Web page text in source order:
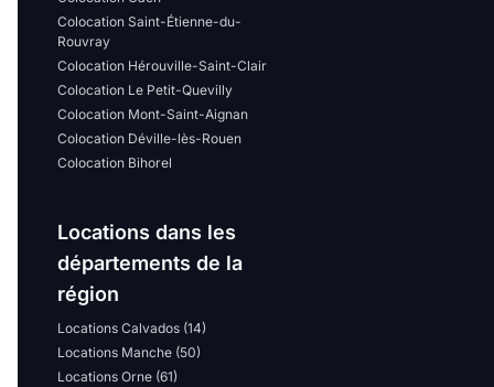
Colocation Saint-Étienne-du-
Rouvray
Colocation Hérouville-Saint-Clair
Colocation Le Petit-Quevilly
Colocation Mont-Saint-Aignan
Colocation Déville-lès-Rouen
Colocation Bihorel
Locations dans les
départements de la
région
Locations Calvados (14)
Locations Manche (50)
Locations Orne (61)